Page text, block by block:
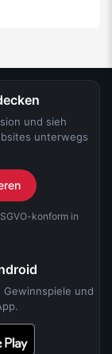
und sieh
unterwegs
konform in
und